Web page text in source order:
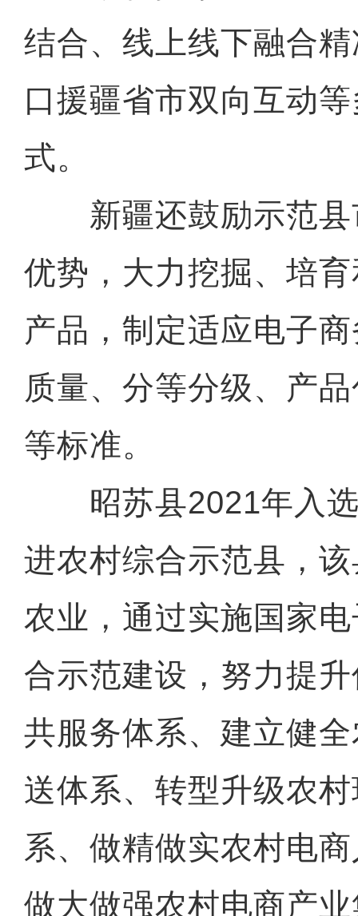
结合、线上线下融合
口援疆省市双向互动
式。
新疆还鼓励示范县
优势，大力挖掘、培
产品，制定适应电子
质量、分等分级、产
等标准。
昭苏县2021年入选
进农村综合示范县，
农业，通过实施国家
合示范建设，努力提
共服务体系、建立健
送体系、转型升级农
系、做精做实农村电
做大做强农村电商产